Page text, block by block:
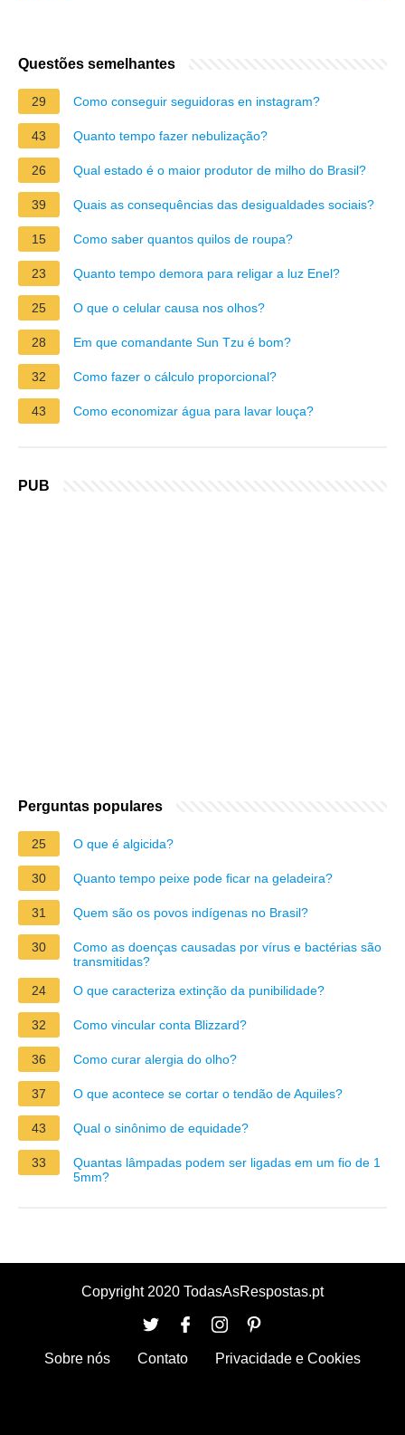
Questões semelhantes
29 Como conseguir seguidoras en instagram?
43 Quanto tempo fazer nebulização?
26 Qual estado é o maior produtor de milho do Brasil?
39 Quais as consequências das desigualdades sociais?
15 Como saber quantos quilos de roupa?
23 Quanto tempo demora para religar a luz Enel?
25 O que o celular causa nos olhos?
28 Em que comandante Sun Tzu é bom?
32 Como fazer o cálculo proporcional?
43 Como economizar água para lavar louça?
PUB
Perguntas populares
25 O que é algicida?
30 Quanto tempo peixe pode ficar na geladeira?
31 Quem são os povos indígenas no Brasil?
30
Como as doenças causadas por vírus e bactérias são
transmitidas?
24
O que caracteriza extinção da punibilidade?
32 Como vincular conta Blizzard?
36 Como curar alergia do olho?
37 O que acontece se cortar o tendão de Aquiles?
43 Qual o sinônimo de equidade?
33
Quantas lâmpadas podem ser ligadas em um fio de 1
5mm?
Copyright 2020 TodasAsRespostas.pt
Sobre nós Contato Privacidade e Cookies